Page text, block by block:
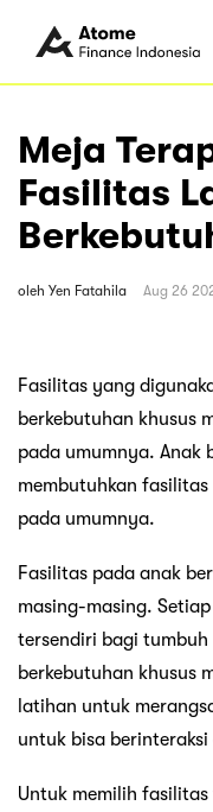
Meja
Fasilitas
oleh Yen Fatahila Aug 26
Fasilitas yang
berkebutuhan khusus
pada umumnya. Anak
membutuhkan
pada umumnya.
Fasilitas pada anak
masing-masing.
tersendiri bagi tumbuh
berkebutuhan khusus
latihan untuk
untuk bisa
Untuk memilih